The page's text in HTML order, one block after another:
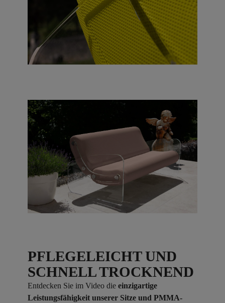
PFLEGELEICHT UND
SCHNELL TROCKNEND
Entdecken Sie im Video die einzigartige
Leistungsfähigkeit unserer Sitze und PMMA-